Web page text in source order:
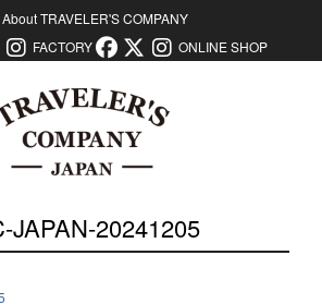
About TRAVELER'S COMPANY
FACTORY ONLINE SHOP
JAPAN-20241205